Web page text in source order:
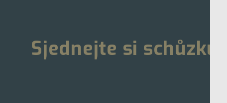
Sjednejte si schůzku